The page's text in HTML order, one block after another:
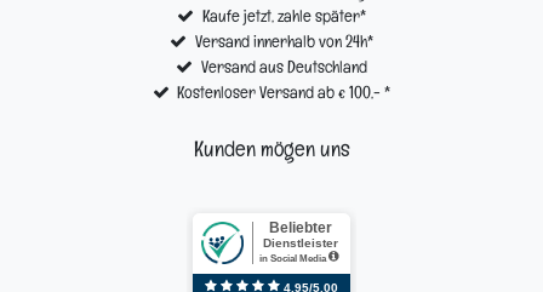
Kaufe jetzt, zahle später*
Versand innerhalb von 24h*
Versand aus Deutschland
Kostenloser Versand ab € 100,- *
Kunden mögen uns